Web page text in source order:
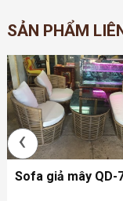
SẢN PHẨM
Sofa giả mây QD-
‹